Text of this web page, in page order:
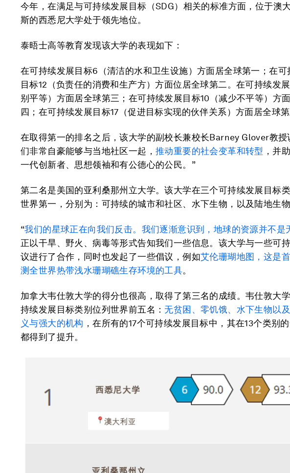
今年，在满足与可持续发展目标（SDG）相关的标准方面，位于澳
斯的西悉尼大学处于领先地位。
泰晤士高等教育发现该大学的表现如下：
在可持续发展目标6（清洁的水和卫生设施）方面居全球第一；在可
目标12（负责任的消费和生产方）方面位居全球第二。在可持续发
别平等）方面居全球第三；在可持续发展目标10（减少不平等）方
四；在可持续发展目标17（促进目标实现的伙伴关系）方面居全球第
在取得第一的排名之后，该大学的副校长兼校长Barney Glover教授
们非常自豪能够与当地社区一起， 推动重要的社会变革和转型 ，并
一代创新者、思想领袖和有公德心的公民。”
第二名是美国的亚利桑那州立大学。该大学在三个可持续发展目标
世界第一，分别为：可持续的城市和社区、水下生物，以及陆地生物
“我们的星球正在向我们反击。我们逐渐意识到，地球的资源并不是
正以干旱、野火、病毒等形式告知我们一些信息。该大学与一些可
议进行了合作，同时也发起了一些倡议，例如艾伦珊瑚地图，这是
测全世界热带浅水珊瑚礁生存环境的工具。
加拿大韦仕敦大学的得分也很高，取得了第三名的成绩。韦仕敦大
持续发展目标类别位列世界前五名： 无贫困、零饥饿、水下生物以
义与强大的机构 ，在所有的17个可持续发展目标中，其在13个类别
都得到了提升。